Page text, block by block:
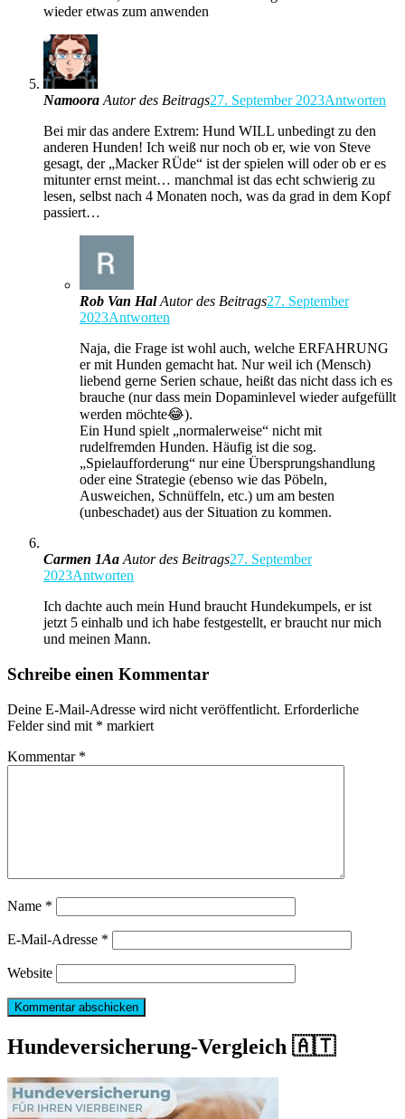
wieder etwas zum anwenden
Namoora Autor des Beitrags27. September 2023Antworten
Bei mir das andere Extrem: Hund WILL unbedingt zu den
anderen Hunden! Ich weiß nur noch ob er, wie von Steve
gesagt, der „Macker RÜde“ ist der spielen will oder ob er es
mitunter ernst meint… manchmal ist das echt schwierig zu
lesen, selbst nach 4 Monaten noch, was da grad in dem Kopf
passiert…
Rob Van Hal Autor des Beitrags27. September
2023Antworten
Naja, die Frage ist wohl auch, welche ERFAHRUNG
er mit Hunden gemacht hat. Nur weil ich (Mensch)
liebend gerne Serien schaue, heißt das nicht dass ich es
brauche (nur dass mein Dopaminlevel wieder aufgefüllt
werden möchte😂).
Ein Hund spielt „normalerweise“ nicht mit
rudelfremden Hunden. Häufig ist die sog.
„Spielaufforderung“ nur eine Übersprungshandlung
oder eine Strategie (ebenso wie das Pöbeln,
Ausweichen, Schnüffeln, etc.) um am besten
(unbeschadet) aus der Situation zu kommen.
Carmen 1Aa Autor des Beitrags27. September
2023Antworten
Ich dachte auch mein Hund braucht Hundekumpels, er ist
jetzt 5 einhalb und ich habe festgestellt, er braucht nur mich
und meinen Mann.
Schreibe einen Kommentar
Deine E-Mail-Adresse wird nicht veröffentlicht. Erforderliche
Felder sind mit * markiert
Kommentar *
Name *
E-Mail-Adresse *
Website
Hundeversicherung-Vergleich 🇦🇹